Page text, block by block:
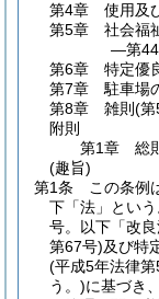
第4章
使用及
第5章
社会福
―第
第6章
特定優
第7章
駐車場
第8章
雑則 (
附則
第1章
総
(趣旨)
第1条
この条例
下「法」とい
号。以下「改
第67号)及び特
(平成5年法律
う。)に基づき